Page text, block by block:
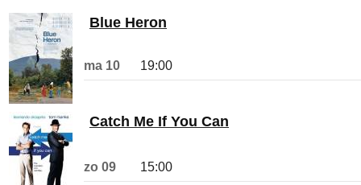
Blue Heron
ma 10 19:00
Catch Me If You Can
zo 09 15:00